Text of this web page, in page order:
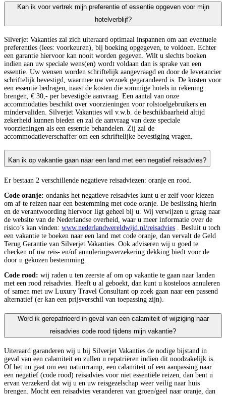
Kan ik voor vertrek mijn preferentie of essentie opgeven voor mijn
hotelverblijf?
Silverjet Vakanties zal zich uiteraard optimaal inspannen om aan eventuele
preferenties (lees: voorkeuren), bij boeking opgegeven, te voldoen. Echter
een garantie hiervoor kan nooit worden gegeven. Wilt u slechts boeken
indien aan uw speciale wens(en) wordt voldaan dan is sprake van een
essentie. Uw wensen worden schriftelijk aangevraagd en door de leverancier
schriftelijk bevestigd, waarmee uw verzoek gegarandeerd is. De kosten voor
een essentie bedragen, naast de kosten die sommige hotels in rekening
brengen, € 30,- per bevestigde aanvraag. Een aantal van onze
accommodaties beschikt over voorzieningen voor rolstoelgebruikers en
mindervaliden. Silverjet Vakanties wil v.w.b. de beschikbaarheid altijd
zekerheid kunnen bieden en zal de aanvraag van deze speciale
voorzieningen als een essentie behandelen. Zij zal de
accommodatieverschaffer om een schriftelijke bevestiging vragen.
Kan ik op vakantie gaan naar een land met een negatief reisadvies?
Er bestaan 2 verschillende negatieve reisadviezen: oranje en rood.
Code oranje: ondanks het negatieve reisadvies kunt u er zelf voor kiezen
om af te reizen naar een bestemming met code oranje. De beslissing hierin
en de verantwoording hiervoor ligt geheel bij u. Wij verwijzen u graag naar
de website van de Nederlandse overheid, waar u meer informatie over de
risico’s kan vinden: www.nederlandwereldwijd.nl/reisadvies . Besluit u toch
een vakantie te boeken naar een land met code oranje, dan vervalt de Geld
Terug Garantie van Silverjet Vakanties. Ook adviseren wij u goed te
checken of uw reis- en/of annuleringsverzekering dekking biedt voor de
door u gekozen bestemming.
Code rood: wij raden u ten zeerste af om op vakantie te gaan naar landen
met een rood reisadvies. Heeft u al geboekt, dan kunt u kosteloos annuleren
of samen met uw Luxury Travel Consultant op zoek gaan naar een passend
alternatief (er kan een prijsverschil van toepassing zijn).
Word ik gerepatrieerd in geval van een calamiteit of wijziging naar
reisadvies code rood tijdens mijn vakantie?
Uiteraard garanderen wij u bij Silverjet Vakanties de nodige bijstand in
geval van een calamiteit en zullen u repatriëren indien dit noodzakelijk is.
Of het nu gaat om een natuurramp, een calamiteit of een aanpassing naar
een negatief (code rood) reisadvies voor niet essentiële reizen, dan bent u
ervan verzekerd dat wij u en uw reisgezelschap weer veilig naar huis
brengen. Mocht een reisadvies veranderen van groen/geel naar oranje, dan